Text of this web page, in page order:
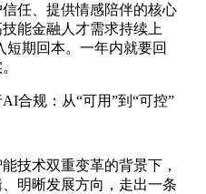
任、提供情感陪伴的核心
能金融人才需求持续上
期回本。一年内就要回
合规：从“可用”到“可控”
技术双重变革的背景下，
明晰发展方向，走出一条